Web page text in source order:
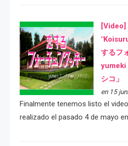
するフ
yumeki
シコ」
en 15
Finalmente tenemos listo el
realizado el pasado 4 de mayo